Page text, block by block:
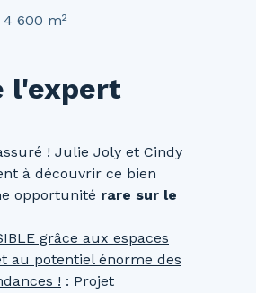
4 600 m²
l'expert
! Julie Joly et Cindy
à découvrir ce bien
opportunité rare sur le
grâce aux espaces
au potentiel énorme des
! : Projet